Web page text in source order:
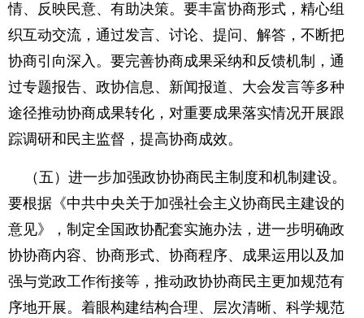
情、反映民意、有助决策。要丰富协商形式，精心组
织互动交流，通过发言、讨论、提问、解答，不断把
协商引向深入。要完善协商成果采纳和反馈机制，通
过专题报告、政协信息、新闻报道、大会发言等多种
途径推动协商成果转化，对重要成果落实情况开展跟
踪调研和民主监督，提高协商成效。
（五）进一步加强政协协商民主制度和机制建设。
要根据《中共中央关于加强社会主义协商民主建设的
意见》，制定全国政协配套实施办法，进一步明确政
协协商内容、协商形式、协商程序、成果运用以及加
强与党政工作衔接等，推动政协协商民主更加规范有
序地开展。着眼构建结构合理、层次清晰、科学规范